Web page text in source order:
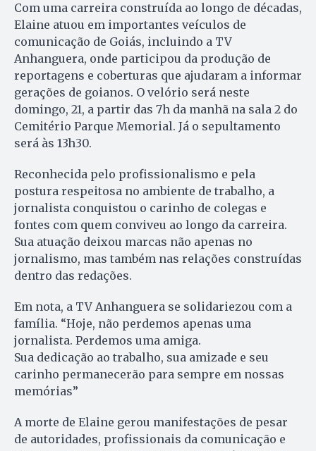
Com uma carreira construída ao longo de décadas,
Elaine atuou em importantes veículos de
comunicação de Goiás, incluindo a TV
Anhanguera, onde participou da produção de
reportagens e coberturas que ajudaram a informar
gerações de goianos. O velório será neste
domingo, 21, a partir das 7h da manhã na sala 2 do
Cemitério Parque Memorial. Já o sepultamento
será às 13h30.
Reconhecida pelo profissionalismo e pela
postura respeitosa no ambiente de trabalho, a
jornalista conquistou o carinho de colegas e
fontes com quem conviveu ao longo da carreira.
Sua atuação deixou marcas não apenas no
jornalismo, mas também nas relações construídas
dentro das redações.
Em nota, a TV Anhanguera se solidariezou com a
família. “Hoje, não perdemos apenas uma
jornalista. Perdemos uma amiga.
Sua dedicação ao trabalho, sua amizade e seu
carinho permanecerão para sempre em nossas
memórias”
A morte de Elaine gerou manifestações de pesar
de autoridades, profissionais da comunicação e